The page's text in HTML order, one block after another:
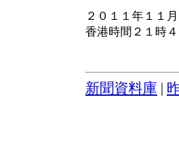
２０１１年１１
香港時間２１時
新聞資料庫